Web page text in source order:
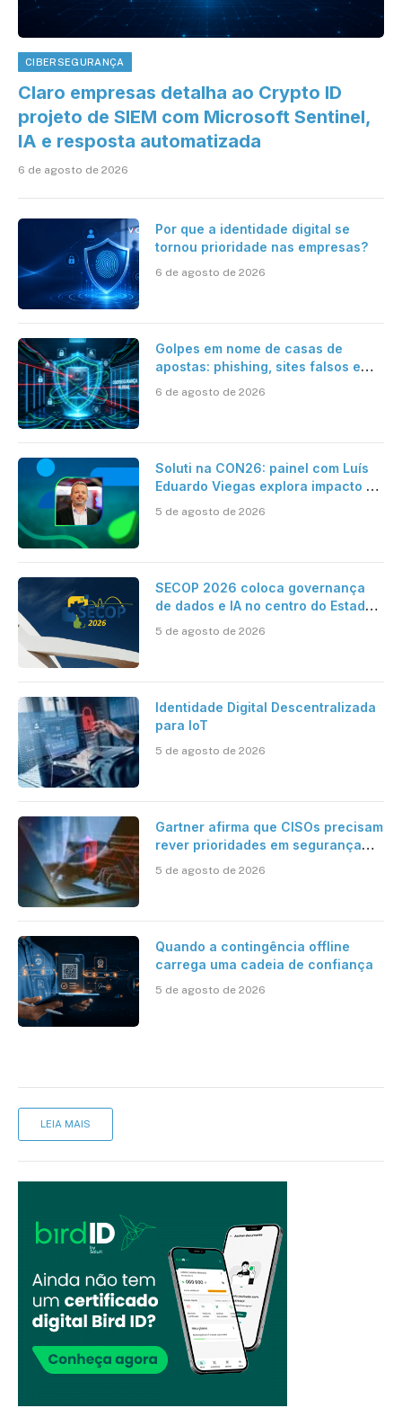
CIBERSEGURANÇA
Claro empresas detalha ao Crypto ID
projeto de SIEM com Microsoft Sentinel,
IA e resposta automatizada
6 de agosto de 2026
Por que a identidade digital se
tornou prioridade nas empresas?
6 de agosto de 2026
Golpes em nome de casas de
apostas: phishing, sites falsos e
como se proteger
6 de agosto de 2026
Soluti na CON26: painel com Luís
Eduardo Viegas explora impacto de
dados e IA na eficiência da
Contabilidade
5 de agosto de 2026
SECOP 2026 coloca governança
de dados e IA no centro do Estado
5 de agosto de 2026
Identidade Digital Descentralizada
para IoT
5 de agosto de 2026
Gartner afirma que CISOs precisam
rever prioridades em segurança
desafios impostos pela Inteligência
5 de agosto de 2026
Quando a contingência offline
carrega uma cadeia de confiança
5 de agosto de 2026
LEIA MAIS